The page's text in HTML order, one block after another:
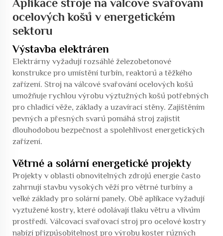
Aplikace stroje na válcové svařování
ocelových košů v energetickém
sektoru
Výstavba elektráren
Elektrárny vyžadují rozsáhlé železobetonové
konstrukce pro umístění turbín, reaktorů a těžkého
zařízení. Stroj na válcové svařování ocelových košů
umožňuje rychlou výrobu výztužných košů potřebných
pro chladicí věže, základy a uzavírací stěny. Zajištěním
pevných a přesných svarů pomáhá stroj zajistit
dlouhodobou bezpečnost a spolehlivost energetických
zařízení.
Větrné a solární energetické projekty
Projekty v oblasti obnovitelných zdrojů energie často
zahrnují stavbu vysokých věží pro větrné turbíny a
velké základy pro solární panely. Obě aplikace vyžadují
vyztužené kostry, které odolávají tlaku větru a vlivům
prostředí. Válcovací svařovací stroj pro ocelové kostry
nabízí přizpůsobitelnost pro výrobu koster různých